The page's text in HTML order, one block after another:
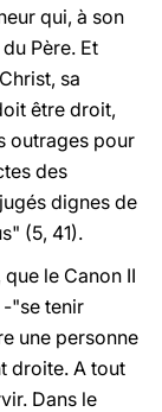
qui, à son
Père. Et
sa
être droit,
outrages pour
des
dignes de
(5, 41).
le Canon II
-"se tenir
une personne
droite. A tout
Dans le